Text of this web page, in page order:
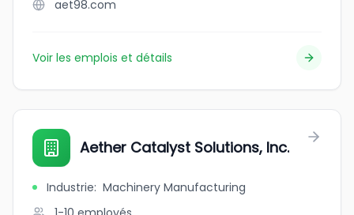
aet98.com
Voir les emplois et détails
Aether Catalyst Solutions, Inc.
Industrie: Machinery Manufacturing